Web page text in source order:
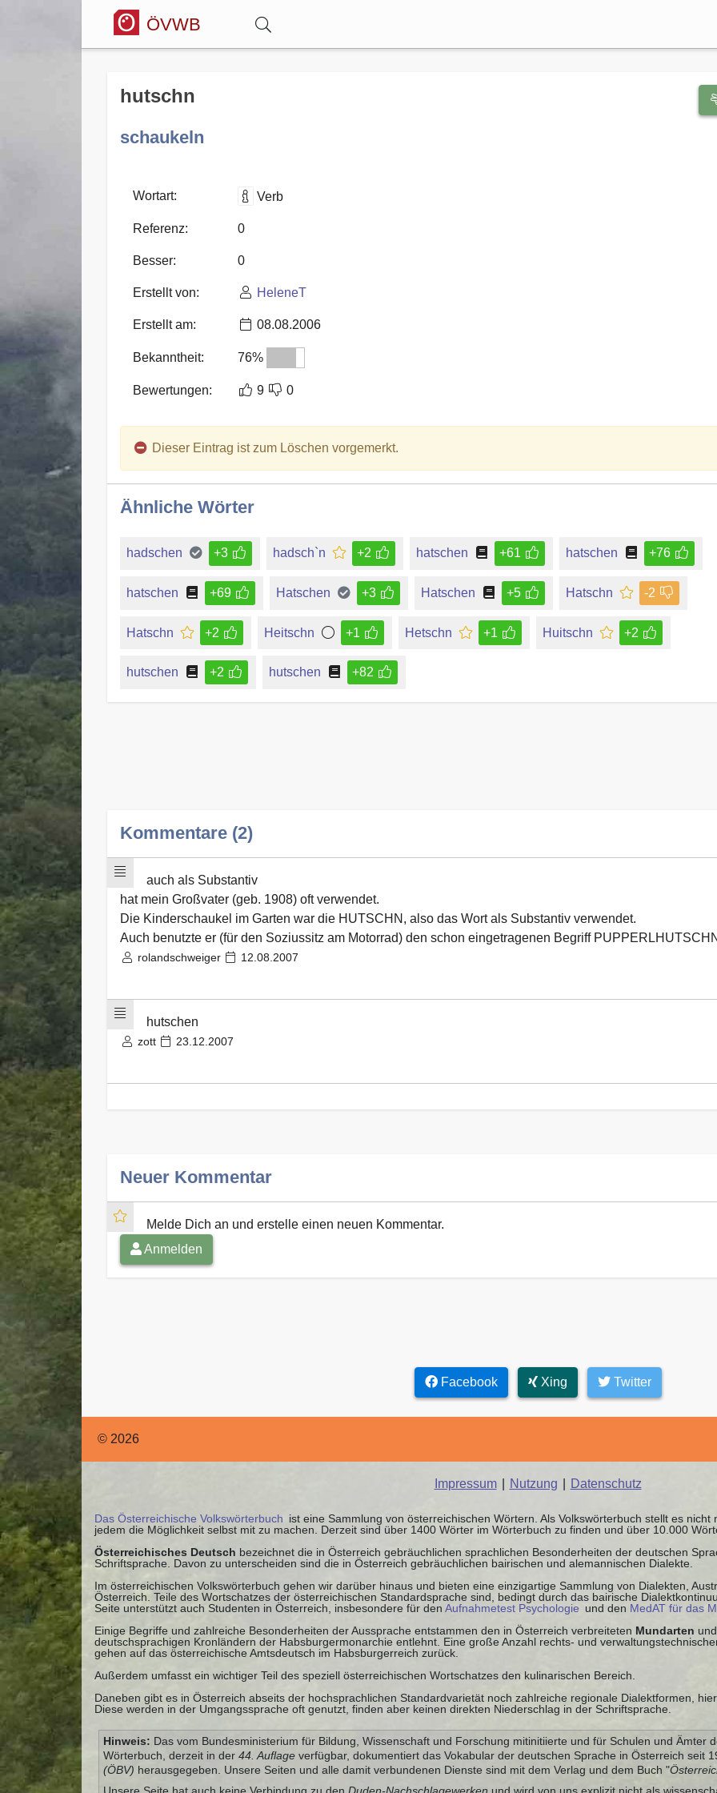
ÖVWB
Wörterbuch
Blog
hutschn
schaukeln
Wortart: Verb
Referenz: 0
Besser: 0
Erstellt von: HeleneT
Erstellt am: 08.08.2006
Bekanntheit: 76%
Bewertungen: 9 0
Dieser Eintrag ist zum Löschen vorgemerkt.
Ähnliche Wörter
hadschen +3 hadsch`n +2 hatschen +61 hatschen +76
hatschen +69 Hatschen +3 Hatschen +5 Hatschn -2
Hatschn +2 Heitschn +1 Hetschn +1 Huitschn +2
hutschen +2 hutschen +82
Kommentare (2)
auch als Substantiv
hat mein Großvater (geb. 1908) oft verwendet.
Die Kinderschaukel im Garten war die HUTSCHN, also das Wort als Substantiv verwendet.
Auch benutzte er (für den Soziussitz am Motorrad) den schon eingetragenen Begriff
rolandschweiger 12.08.2007
hutschen
zott 23.12.2007
Neuer Kommentar
Melde Dich an und erstelle einen neuen Kommentar.
Anmelden
Facebook Xing Twitter
© 2026
Impressum Nutzung Datenschutz
Das Österreichische Volkswörterbuch ist eine Sammlung von österreichischen Wörtern. Als Volkswörterbuch stellt es
jedem die Möglichkeit selbst mit zu machen. Derzeit sind über 1400 Wörter im Wörterbuch zu finden und über 10.000
Österreichisches Deutsch bezeichnet die in Österreich gebräuchlichen sprachlichen Besonderheiten der deutschen
Schriftsprache. Davon zu unterscheiden sind die in Österreich gebräuchlichen bairischen und alemannischen Dialekte.
Im österreichischen Volkswörterbuch gehen wir darüber hinaus und bieten eine einzigartige Sammlung von Dialekten,
Österreich. Teile des Wortschatzes der österreichischen Standardsprache sind, bedingt durch das bairische
Seite unterstützt auch Studenten in Österreich, insbesondere für den Aufnahmetest Psychologie und den MedAT für das
Einige Begriffe und zahlreiche Besonderheiten der Aussprache entstammen den in Österreich verbreiteten Mundarten
deutschsprachigen Kronländern der Habsburgermonarchie entlehnt. Eine große Anzahl rechts- und
gehen auf das österreichische Amtsdeutsch im Habsburgerreich zurück.
Außerdem umfasst ein wichtiger Teil des speziell österreichischen Wortschatzes den kulinarischen Bereich.
Daneben gibt es in Österreich abseits der hochsprachlichen Standardvarietät noch zahlreiche regionale Dialektformen,
Diese werden in der Umgangssprache oft genutzt, finden aber keinen direkten Niederschlag in der Schriftsprache.
Hinweis: Das vom Bundesministerium für Bildung, Wissenschaft und Forschung mitinitiierte und für Schulen und Ämter
Wörterbuch, derzeit in der 44. Auflageverfügbar, dokumentiert das Vokabular der deutschen Sprache in Österreich seit
(ÖBV) herausgegeben. Unsere Seiten und alle damit verbundenen Dienste sind mit dem Verlag und dem Buch "